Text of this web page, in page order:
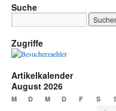
Suche
Zugriffe
Artikelkalender
August 2026
M D M D F S